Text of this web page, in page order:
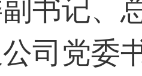
书记、
司党委